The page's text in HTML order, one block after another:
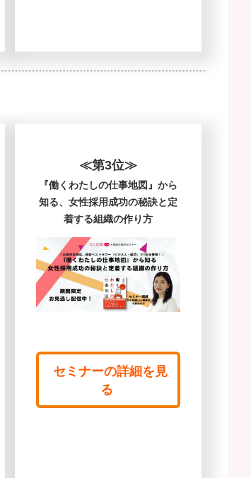
≪第3位≫
『働くわたしの仕事地図』から
知る、女性採用成功の秘訣と定
着する組織の作り方
セミナーの詳細を見
る